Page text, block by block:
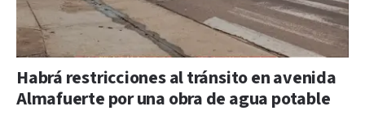
Habrá restricciones al tránsito en avenida
Almafuerte por una obra de agua potable